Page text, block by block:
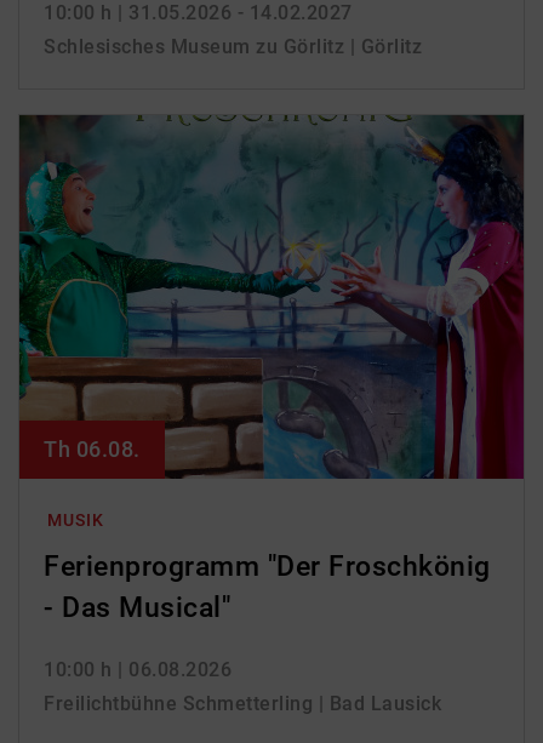
10:00 h | 31.05.2026 - 14.02.2027
Schlesisches Museum zu Görlitz | Görlitz
MUSIK
Ferienprogramm "Der Froschkönig
- Das Musical"
10:00 h | 06.08.2026
Freilichtbühne Schmetterling | Bad Lausick
Th 06.08.